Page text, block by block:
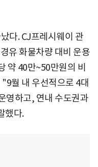
다. CJ프레시웨이 관
유 화물차량 대비 운용
약 40만~50만원의 비
월 내 우선적으로 4대
영하고, 연내 수도권과
했다.